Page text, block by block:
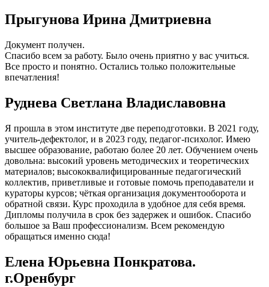
Прыгунова Ирина Дмитриевна
Документ получен.
Спасибо всем за работу. Было очень приятно у вас учиться.
Все просто и понятно. Остались только положительные
впечатления!
Руднева Светлана Владиславовна
Я прошла в этом институте две переподготовки. В 2021 году,
учитель-дефектолог, и в 2023 году, педагог-психолог. Имею
высшее образование, работаю более 20 лет. Обучением очень
довольна: высокий уровень методических и теоретических
материалов; высококвалифицированные педагогический
коллектив, приветливые и готовые помочь преподаватели и
кураторы курсов; чёткая организация документооборота и
обратной связи. Курс проходила в удобное для себя время.
Дипломы получила в срок без задержек и ошибок. Спасибо
большое за Ваш профессионализм. Всем рекомендую
обращаться именно сюда!
Елена Юрьевна Понкратова.
г.Оренбург